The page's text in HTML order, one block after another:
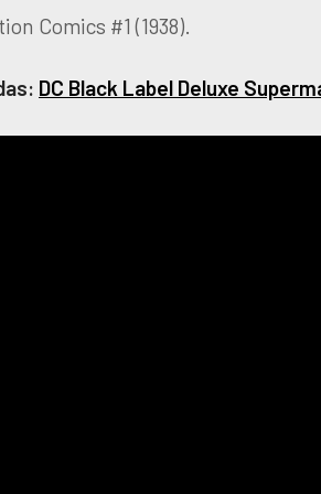
Comics #1 (1938).
DC Black Label Deluxe